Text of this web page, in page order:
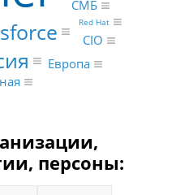
Европа
CIO
СМБ
Red Hat
персоны: